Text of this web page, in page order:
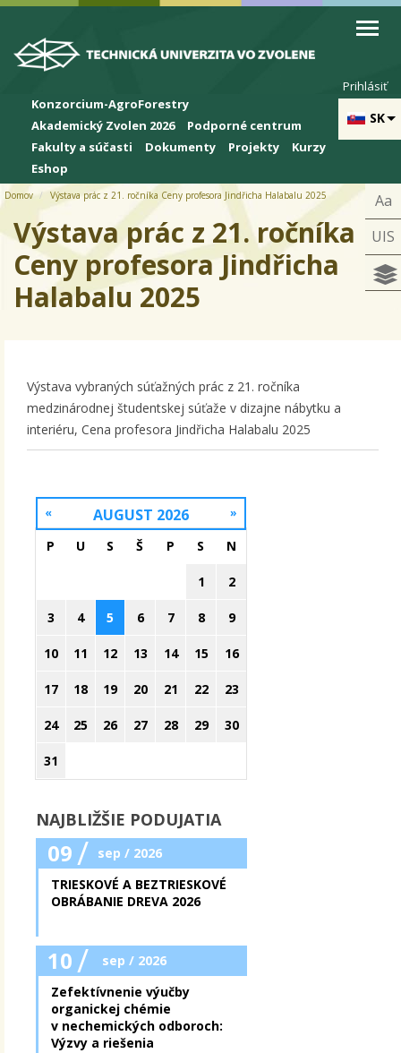
Skip to cookies
Skip to navigation
Skočiť na hlavný obsah
SK
Prihlásiť
Konzorcium-AgroForestry
Akademický Zvolen 2026
Podporné centrum
Fakulty a súčasti
Dokumenty Projekty
Kurzy
Eshop
Aa
UIS
Domov Výstava prác z 21. ročníka Ceny profesora Jindřicha Halabalu 2025
Výstava prác z 21. ročníka
Ceny profesora Jindřicha
Halabalu 2025
Výstava vybraných súťažných prác z 21. ročníka
medzinárodnej študentskej súťaže v dizajne nábytku a
interiéru, Cena profesora Jindřicha Halabalu 2025
AUGUST 2026
« »
P U S Š P S N
1 2
3 4 5 6 7 8 9
10 11 12 13 14 15 16
17 18 19 20 21 22 23
24 25 26 27 28 29 30
31
NAJBLIŽŠIE PODUJATIA
09/ sep / 2026
TRIESKOVÉ A BEZTRIESKOVÉ
OBRÁBANIE DREVA 2026
10/
sep / 2026
Zefektívnenie výučby
organickej chémie
v nechemických odboroch:
Výzvy a riešenia